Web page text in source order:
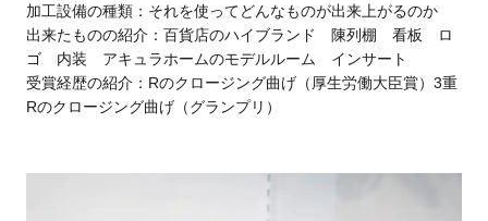
加工設備の種類：それを使ってどんなものが出来上がるのか
出来たものの紹介：百貨店のハイブランド 陳列棚 看板 ロ
ゴ 内装 アキュラホームのモデルルーム インサート
受賞経歴の紹介：Rのクロージング曲げ（厚生労働大臣賞）3重
Rのクロージング曲げ（グランプリ）